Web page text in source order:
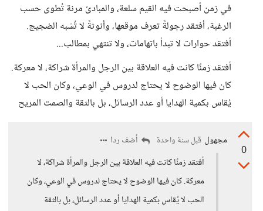
في زمن أصبحت فيه القيم سلعة، والمبادئ مرنة تُطوى حسب
الرغبة، أفتقد رجولةً تعرف موقعها، وأنوثةً لا تُشبه الضجيج.
أفتقد حوارات لا تبدأ باتهامات، ولا تنتهي بمطالب...
أفتقد زمنًا كانت فيه العلاقة بين الرجل والمرأة شراكة، لا معركة.
كان فيها الوضوح لا يحتاج لدروس في الوعي، وكان الحب لا
يُقاس بكمية الهدايا أو عدد الرسائل، بل بالثقة والصمت المريح
0
مجهول قبل سنة واحدة
أضف ردا
أفتقد زمنًا كانت فيه العلاقة بين الرجل والمرأة شراكة، لا
معركة. كان فيها الوضوح لا يحتاج لدروس في الوعي، وكان
الحب لا يُقاس بكمية الهدايا أو عدد الرسائل، بل بالثقة